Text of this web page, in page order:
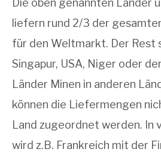
Die oben genannten Länder
liefern rund 2/3 der
für den Weltmarkt. Der Rest
Singapur, USA, Niger oder
Länder Minen in anderen
können die Liefermengen
Land zugeordnet werden. In
wird z.B. Frankreich mit der